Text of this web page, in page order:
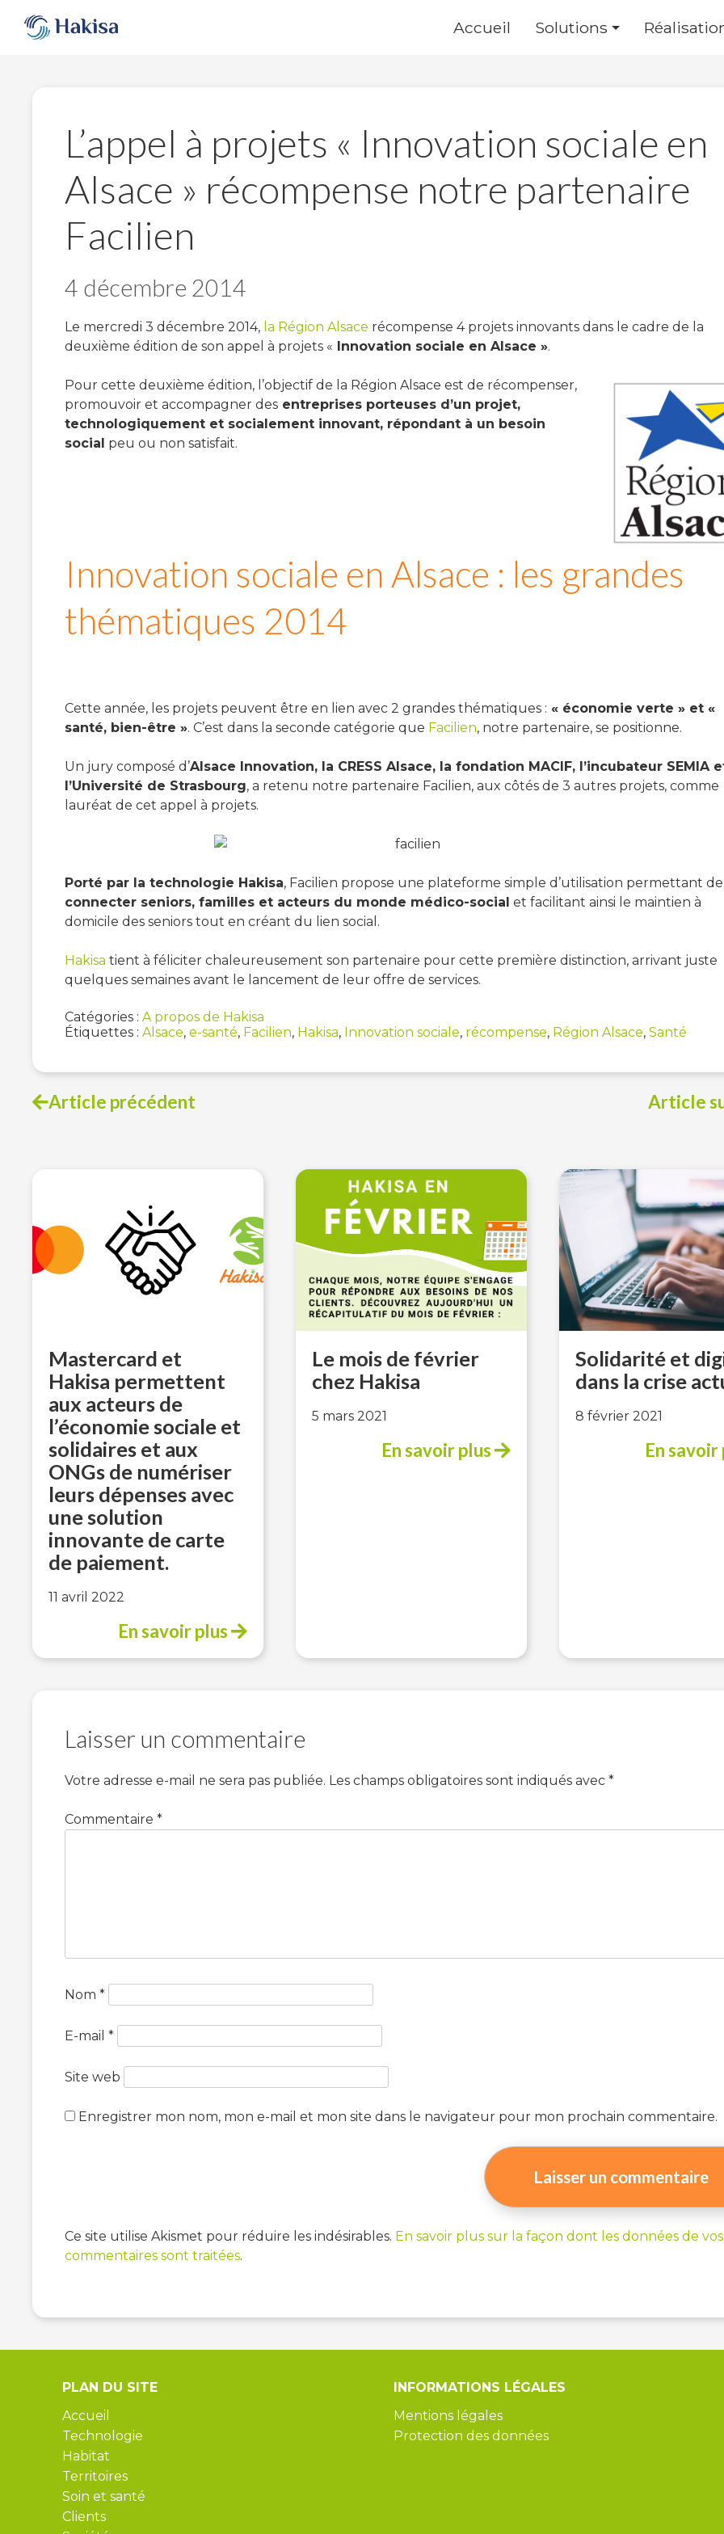
contenu
Accueil Solutions
L’appel à projets « Innovation sociale en
Alsace » récompense notre partenaire
Facilien
4 décembre 2014
Le mercredi 3 décembre 2014, la Région Alsace récompense 4 projets innovants dans le cadre de la
deuxième édition de son appel à projets « Innovation sociale en Alsace ».
Pour cette deuxième édition, l’objectif de la Région Alsace est de récompenser,
promouvoir et accompagner des entreprises porteuses d’un projet,
technologiquement et socialement innovant, répondant à un besoin
social peu ou non satisfait.
Innovation sociale en Alsace : les grandes
thématiques 2014
Cette année, les projets peuvent être en lien avec 2 grandes thématiques : « économie verte » et «
santé, bien-être ». C’est dans la seconde catégorie que Facilien, notre partenaire, se positionne.
Un jury composé d’Alsace Innovation, la CRESS Alsace, la fondation MACIF, l’incubateur SEMIA
l’Université de Strasbourg, a retenu notre partenaire Facilien, aux côtés de 3 autres projets, comme
lauréat de cet appel à projets.
Porté par la technologie Hakisa, Facilien propose une plateforme simple d’utilisation permettant de
connecter seniors, familles et acteurs du monde médico-social et facilitant ainsi le maintien à
domicile des seniors tout en créant du lien social.
Hakisa tient à féliciter chaleureusement son partenaire pour cette première distinction, arrivant juste
quelques semaines avant le lancement de leur offre de services.
Catégories : A propos de Hakisa
Étiquettes : Alsace, e-santé, Facilien, Hakisa, Innovation sociale, récompense, Région Alsace, Santé
Navigation
l’article
Article précédent Article
Mastercard et
Hakisa permettent
aux acteurs de
l’économie sociale et
solidaires et aux
ONGs de numériser
leurs dépenses avec
une solution
innovante de carte
de paiement.
11 avril 2022
En savoir plus
Le mois de février
chez Hakisa
5 mars 2021
En savoir plus
Solidarité et
dans la crise
8 février 2021
En
Laisser un commentaire
Votre adresse e-mail ne sera pas publiée. Les champs obligatoires sont indiqués avec *
Commentaire *
Nom *
E-mail *
Site web
Enregistrer mon nom, mon e-mail et mon site dans le navigateur pour mon prochain commentaire.
Ce site utilise Akismet pour réduire les indésirables. En savoir plus sur la façon dont les données de vos
commentaires sont traitées.
PLAN DU SITE
Accueil
Technologie
Habitat
Territoires
Soin et santé
Clients
INFORMATIONS LÉGALES
Mentions légales
Protection des données